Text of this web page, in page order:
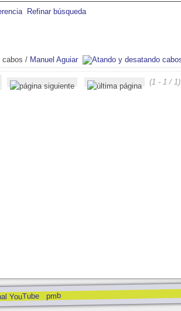
Refinar búsqueda
cabos / Manuel Aguiar
(1 - 1 / 1)
YouTube pmb